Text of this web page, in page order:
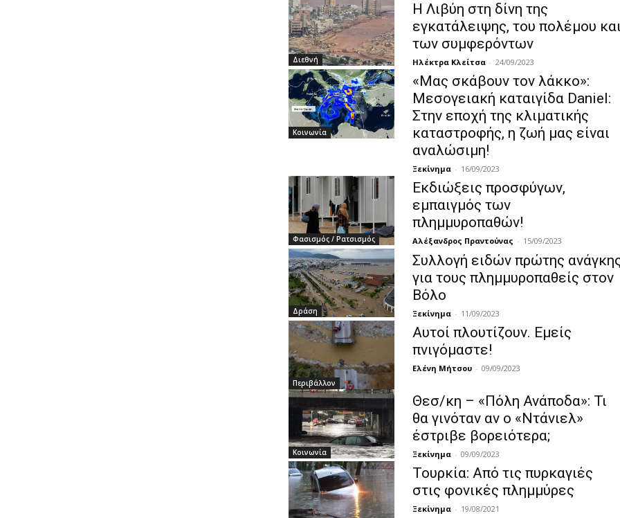
Διεθνή
Η Λιβύη στη δίνη της
εγκατάλειψης, του πολέμου
των συμφερόντων
Ηλέκτρα Κλείτσα - 24/09/2023
Κοινωνία
«Μας σκάβουν τον λάκκο»:
Μεσογειακή καταιγίδα Daniel:
Στην εποχή της κλιματικής
καταστροφής, η ζωή μας είναι
αναλώσιμη!
Ξεκίνημα - 16/09/2023
Φασισμός / Ρατσισμός
Εκδιώξεις προσφύγων,
εμπαιγμός των
πλημμυροπαθών!
Αλέξανδρος Πραντούνας - 15/09/2023
Δράση
Συλλογή ειδών πρώτης
για τους πλημμυροπαθείς στον
Βόλο
Ξεκίνημα - 11/09/2023
Περιβάλλον
Αυτοί πλουτίζουν. Εμείς
πνιγόμαστε!
Ελένη Μήτσου - 09/09/2023
Κοινωνία
Θεσ/κη – «Πόλη Ανάποδα»: Τι
θα γινόταν αν ο «Ντάνιελ»
έστριβε βορειότερα;
Ξεκίνημα - 09/09/2023
Τουρκία: Από τις πυρκαγιές
στις φονικές πλημμύρες
Ξεκίνημα - 19/08/2021